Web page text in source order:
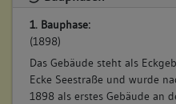
1. Bauphase:
(1898)
Das Gebäude steht als
Ecke Seestraße und wurde
1898 als erstes Gebäude an